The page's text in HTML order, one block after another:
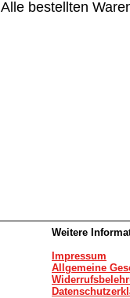
Alle bestellten
Weitere
Impressum
Allgemeine